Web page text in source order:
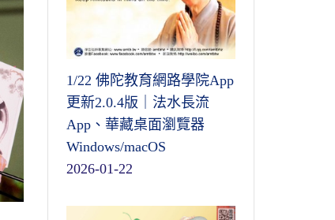
1/22 佛陀教育網路學院App
更新2.0.4版｜法水長流
App、華藏桌面瀏覽器
Windows/macOS
2026-01-22